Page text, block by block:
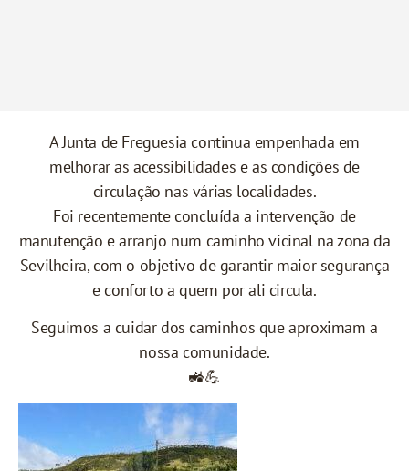
A Junta de Freguesia continua empenhada em
melhorar as acessibilidades e as condições de
circulação nas várias localidades.
Foi recentemente concluída a intervenção de
manutenção e arranjo num caminho vicinal na zona da
Sevilheira, com o objetivo de garantir maior segurança
e conforto a quem por ali circula.
Seguimos a cuidar dos caminhos que aproximam a
nossa comunidade.
🚜💪